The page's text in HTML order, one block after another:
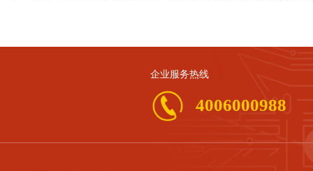
企业服务热线
4006000988